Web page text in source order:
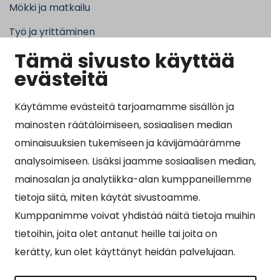
Tämä sivusto käyttää
evästeitä
Käytämme evästeitä tarjoamamme sisällön ja
mainosten räätälöimiseen, sosiaalisen median
ominaisuuksien tukemiseen ja kävijämäärämme
analysoimiseen. Lisäksi jaamme sosiaalisen median,
mainosalan ja analytiikka-alan kumppaneillemme
tietoja siitä, miten käytät sivustoamme.
Kumppanimme voivat yhdistää näitä tietoja muihin
tietoihin, joita olet antanut heille tai joita on
kerätty, kun olet käyttänyt heidän palvelujaan.
Mökki ja matkailu
Työ ja yrittäminen
Kunta ja hallinto
Suosituimmat sivut
Esityslistat, pöytäkirjat, viranhaltijapäätökset ja
kuulutukset
Tietoa ja ohjeistusta koronavirukseen liittyen
Asiointipiste
Sähköinen asiointi
Yhteydenotto